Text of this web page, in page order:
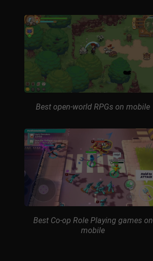
Best open-world RPGs on mobile
Best Co-op Role Playing games on
mobile